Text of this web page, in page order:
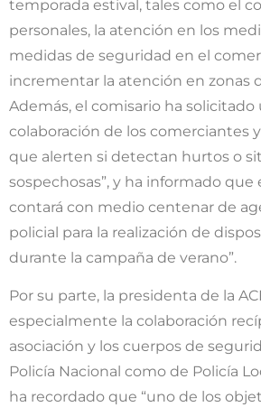
temporada estival, tales como el
personales, la atención en los
medidas de seguridad en el
incrementar la atención en zonas
Además, el comisario ha solicitado
colaboración de los comerciantes
que alerten si detectan hurtos o
sospechosas”, y ha informado que
contará con medio centenar de
policial para la realización de
durante la campaña de verano”.
Por su parte, la presidenta de la
especialmente la colaboración
asociación y los cuerpos de
Policía Nacional como de Policía
ha recordado que “uno de los